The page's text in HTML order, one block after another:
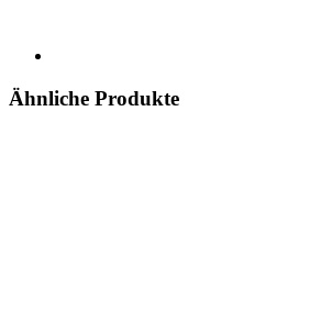
Ähnliche Produkte